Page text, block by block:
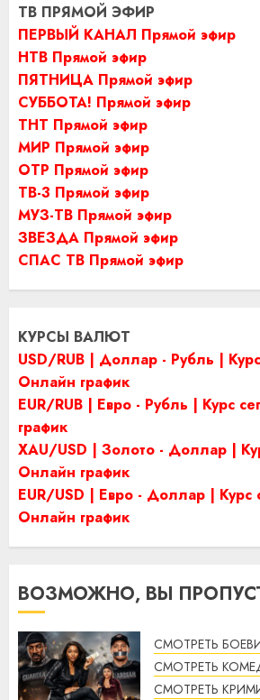
ТВ ПРЯМОЙ ЭФИР
ПЕРВЫЙ КАНАЛ Прямой эфир
НТВ Прямой эфир
ПЯТНИЦА Прямой эфир
СУББОТА! Прямой эфир
ТНТ Прямой эфир
МИР Прямой эфир
ОТР Прямой эфир
ТВ-3 Прямой эфир
МУЗ-ТВ Прямой эфир
ЗВЕЗДА Прямой эфир
СПАС ТВ Прямой эфир
КУРСЫ ВАЛЮТ
USD/RUB | Доллар - Рубль |
Онлайн график
EUR/RUB | Евро - Рубль | Курс
график
XAU/USD | Золото - Доллар |
Онлайн график
EUR/USD | Евро - Доллар | Курс
Онлайн график
ВОЗМОЖНО, ВЫ
СМОТРЕТЬ
СМОТРЕТЬ
СМОТРЕТЬ